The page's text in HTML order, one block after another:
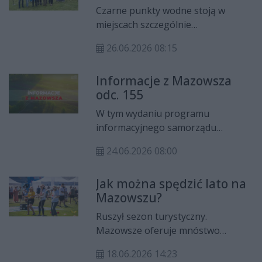
zachowane obiekty drewniane.
Kolejach Mazowieckich, staraniach
o zlokalizowanie w Warszawie
Centrum Technologicznego
Europejskiej Agencji Kosmicznej,
przydomowych oczyszczalni
ścieków oraz jubileuszowej edycji
Norwida.
Czarne punkty wodne stoją w
miejscach szczególnie
studzą zapał – zauważają WOPR-
województwa mazowieckiego z
policją wiemy, które miejsca w
subregionie radomskim omijać.
26.06.2026 08:15
Informacje z Mazowsza
odc. 155
W tym wydaniu programu
informacyjnego samorządu
"Informacje z Mazowsza" mówimy
województwa, starcie sezonu
turystycznego na Mazowszu,
rozwijaniu badań nad energetyką
jądrową, nowoczesnym
edukacyjnym Laboratorium 4.0 w
Warszawie oraz planach budowy
24.06.2026 08:00
Jak można spędzić lato na
Mazowszu?
Ruszył sezon turystyczny.
Mazowsze oferuje mnóstwo
odpoczynek i dobrze spędzony czas
18.06.2026 14:23